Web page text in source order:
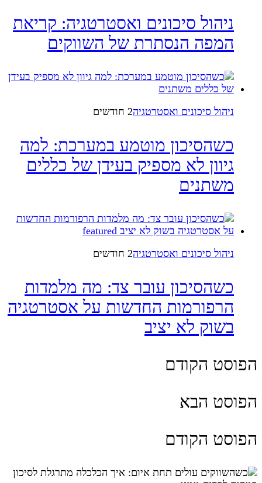
ניהול סיכונים ואסטרטגיה: קריאת
המפה הנסתרת של השווקים
ניהול סיכונים ואסטרטגיה2 חודשים
כשהסיכון מוטמע במערכת: למה
גיוון לא מספיק בעידן של כללים
משתנים
ניהול סיכונים ואסטרטגיה2 חודשים
כשהסיכון עובר צד: מה מלמדות
הרפורמות החדשות על אסטרטגיה
בשוק לא יציב
הפוסט הקודם
הפוסט הבא
הפוסט הקודם